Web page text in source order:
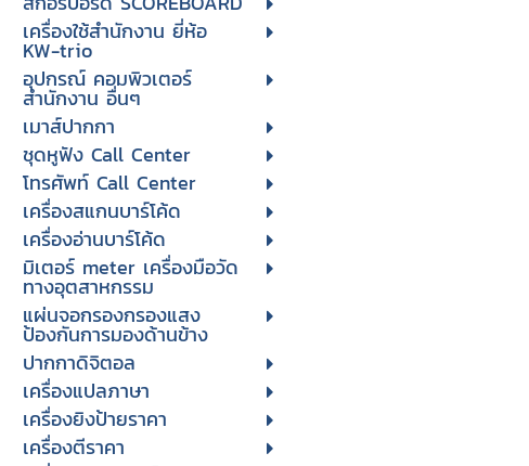
เครื่องใช้สำนักงาน ยี่ห้อ
KW-trio
อุปกรณ์ คอมพิวเตอร์
สำนักงาน อื่นๆ
เมาส์ปากกา
ชุดหูฟัง Call Center
โทรศัพท์ Call Center
เครื่องสแกนบาร์โค้ด
เครื่องอ่านบาร์โค้ด
มิเตอร์ meter เครื่องมือวัด
ทางอุตสาหกรรม
แผ่นจอกรองกรองแสง
ป้องกันการมองด้านข้าง
ปากกาดิจิตอล
เครื่องแปลภาษา
เครื่องยิงป้ายราคา
เครื่องตีราคา